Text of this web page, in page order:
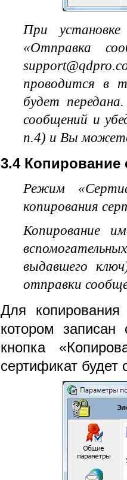
При
«Отправка
проводится в
будет
сообщений и
п.4) и Вы
3.4 Копирование
Режим
копирования
Копирование
выдавшего
отправки
Для копирования
котором записан
кнопка
сертификат будет